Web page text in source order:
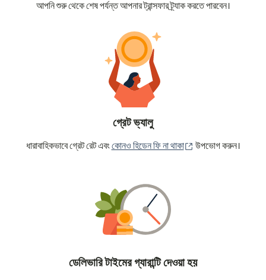
আপনি শুরু থেকে শেষ পর্যন্ত আপনার ট্রান্সফার ট্র্যাক করতে পারবেন।
গ্রেট ভ্যালু
ধারাবাহিকভাবে গ্রেট রেট এবংকোনও হিডেন ফি না থাকা (নতুন উইন্ডোতে খুলবে)
উপভোগ করুন।
ডেলিভারি টাইমের গ্যারান্টি দেওয়া হয়